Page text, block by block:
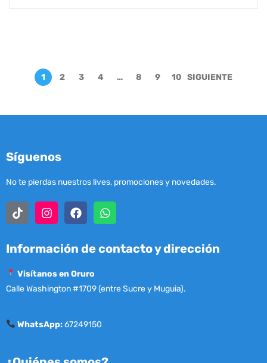
1 2 3 4 … 8 9 10 SIGUIENTE
Síguenos
No te pierdas nuestros lives, promociones y novedades.
Información de contacto y dirección
Visítanos en Oruro
Calle Washington #1709 (entre Sucre y Muguia).
WhatsApp:67249150